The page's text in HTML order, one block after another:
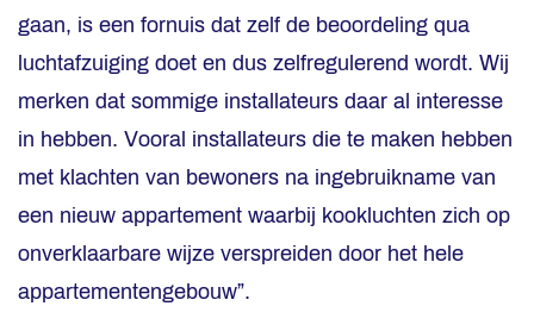
gaan, is een fornuis dat zelf de beoordeling qua
luchtafzuiging doet en dus zelfregulerend wordt. Wij
merken dat sommige installateurs daar al interesse
in hebben. Vooral installateurs die te maken hebben
met klachten van bewoners na ingebruikname van
een nieuw appartement waarbij kookluchten zich op
onverklaarbare wijze verspreiden door het hele
appartementengebouw”.